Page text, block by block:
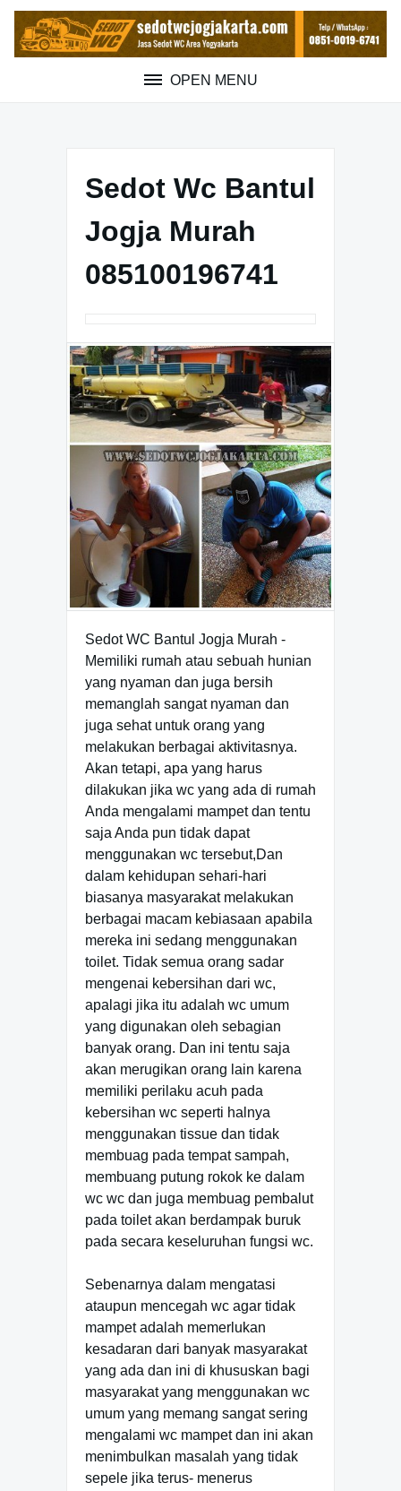
Skip
content
OPEN MENU
Sedot Wc Bantul
Jogja Murah
085100196741
Sedot WC Bantul Jogja Murah -
Memiliki rumah atau sebuah hunian
yang nyaman dan juga bersih
memanglah sangat nyaman dan
juga sehat untuk orang yang
melakukan berbagai aktivitasnya.
Akan tetapi, apa yang harus
dilakukan jika wc yang ada di rumah
Anda mengalami mampet dan tentu
saja Anda pun tidak dapat
menggunakan wc tersebut,Dan
dalam kehidupan sehari-hari
biasanya masyarakat melakukan
berbagai macam kebiasaan apabila
mereka ini sedang menggunakan
toilet. Tidak semua orang sadar
mengenai kebersihan dari wc,
apalagi jika itu adalah wc umum
yang digunakan oleh sebagian
banyak orang. Dan ini tentu saja
akan merugikan orang lain karena
memiliki perilaku acuh pada
kebersihan wc seperti halnya
menggunakan tissue dan tidak
membuag pada tempat sampah,
membuang putung rokok ke dalam
wc wc dan juga membuag pembalut
pada toilet akan berdampak buruk
pada secara keseluruhan fungsi wc.
Sebenarnya dalam mengatasi
ataupun mencegah wc agar tidak
mampet adalah memerlukan
kesadaran dari banyak masyarakat
yang ada dan ini di khususkan bagi
masyarakat yang menggunakan wc
umum yang memang sangat sering
mengalami wc mampet dan ini akan
menimbulkan masalah yang tidak
sepele jika terus- menerus